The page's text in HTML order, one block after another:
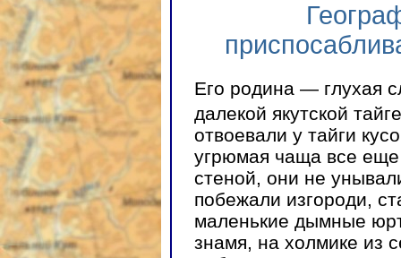
Его родина — глухая
далекой якутской тайге
отвоевали у тайги
угрюмая чаща все
стеной, они не
побежали изгороди,
маленькие дымные
знамя, на холмике из